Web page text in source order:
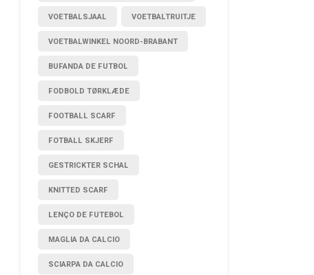
VOETBALSJAAL VOETBALTRUITJE
VOETBALWINKEL NOORD-BRABANT
BUFANDA DE FUTBOL
FODBOLD TØRKLÆDE
FOOTBALL SCARF
FOTBALL SKJERF
GESTRICKTER SCHAL
KNITTED SCARF
LENÇO DE FUTEBOL
MAGLIA DA CALCIO
SCIARPA DA CALCIO